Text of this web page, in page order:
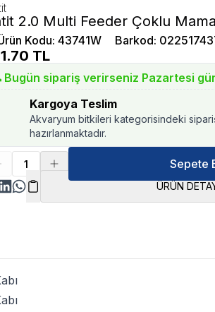
2.0 Multi Feeder Çoklu
Kodu:43741W Barkod:
TL
Bugün sipariş verirseniz Pazartesi
Kargoya Teslim
Akvaryum bitkileri kategorisindeki
hazırlanmaktadır.
Sepete
ÜRÜN